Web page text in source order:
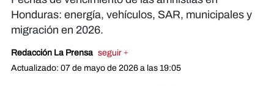
Honduras: energía, vehículos, SAR, municipales y
migración en 2026.
Redacción La Prensa seguir +
Actualizado: 07 de mayo de 2026 a las 19:05